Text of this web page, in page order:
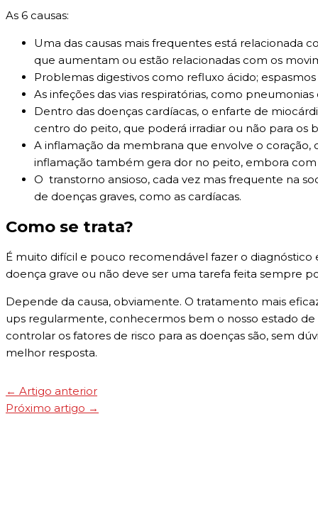
As 6 causas:
Uma das causas mais frequentes está relacionada
que aumentam ou estão relacionadas com os
Problemas digestivos como refluxo ácido;
As infeções das vias respiratórias, como
Dentro das doenças cardíacas, o enfarte de
centro do peito, que poderá irradiar ou não para os
A inflamação da membrana que envolve o
inflamação também gera dor no peito, embora
O transtorno ansioso, cada vez mas frequente na
de doenças graves, como as cardíacas.
Como se trata?
É muito difícil e pouco recomendável fazer o
doença grave ou não deve ser uma tarefa feita sempre
Depende da causa, obviamente. O tratamento mais
ups regularmente, conhecermos bem o nosso estado
controlar os fatores de risco para as doenças são, sem
melhor resposta.
← Artigo anterior
Próximo artigo →